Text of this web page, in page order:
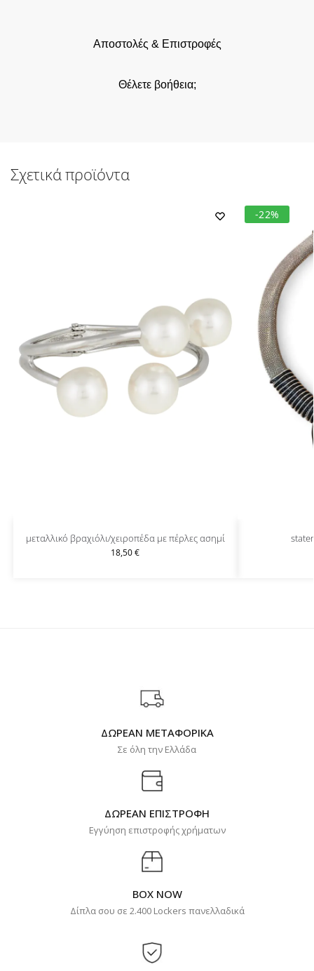
Αποστολές & Επιστροφές
Θέλετε βοήθεια;
Σχετικά προϊόντα
μεταλλικό βραχιόλι/χειροπέδα με πέρλες ασημί
18,50€
-22%
ΔΩΡΕΑΝ ΜΕΤΑΦΟΡΙΚΑ
Σε όλη την Ελλάδα
ΔΩΡΕΑΝ ΕΠΙΣΤΡΟΦΗ
Εγγύηση επιστροφής χρήματων
BOX NOW
Δίπλα σου σε 2.400 Lockers πανελλαδικά